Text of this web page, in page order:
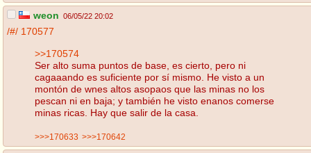
weon 06/05/22 20:02
/#/ 170577
>>170574
Ser alto suma puntos de base, es cierto, pero ni
cagaaando es suficiente por sí mismo. He visto a un
montón de wnes altos asopaos que las minas no los
pescan ni en baja; y también he visto enanos comerse
minas ricas. Hay que salir de la casa.
>>>170633 >>>170642